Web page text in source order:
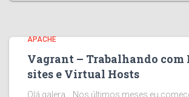
APACHE
Vagrant – Trabalhando
sites e Virtual Hosts
Olá galera… Nos últimos meses eu